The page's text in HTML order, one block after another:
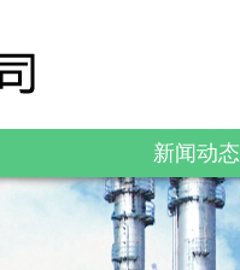
新闻动态